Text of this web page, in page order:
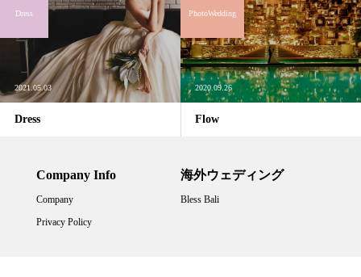
2021.05.03
Dress
Dress
2020.09.26
Flow
PhotoWedding
Company Info
Company
Privacy Policy
海外ウェディング
Bless Bali